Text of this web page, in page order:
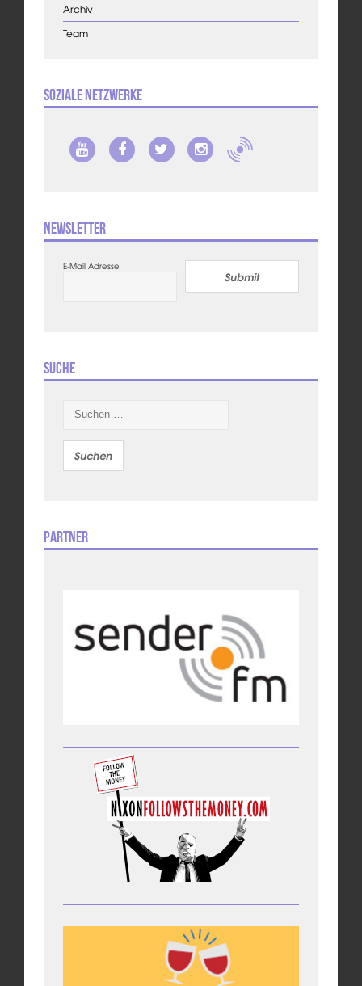
Archiv
Team
Soziale Netzwerke
Newsletter
E-Mail Adresse
Submit
Suche
nach:
Partner